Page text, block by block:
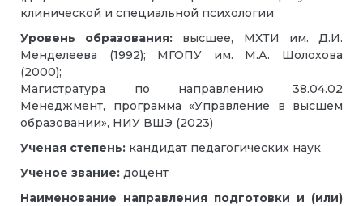
клинической и специальной психологии
Уровень образования: высшее, МХТИ им. Д.И.
Менделеева (1992); МГОПУ им. М.А. Шолохова
(2000);
Магистратура по направлению 38.04.02
Менеджмент, программа «Управление в высшем
образовании», НИУ ВШЭ (2023)
Ученая степень: кандидат педагогических наук
Ученое звание: доцент
Наименование направления подготовки и (или)